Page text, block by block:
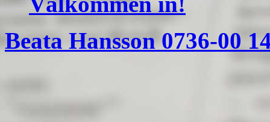
Beata Hansson 0736-00